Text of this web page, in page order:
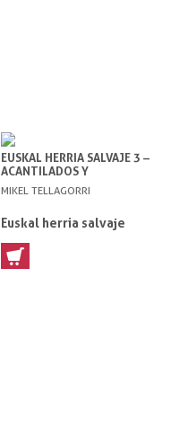
EUSKAL HERRIA SALVAJE 3 –
ACANTILADOS Y
DESFILADEROS
MIKEL TELLAGORRI
Euskal herria salvaje